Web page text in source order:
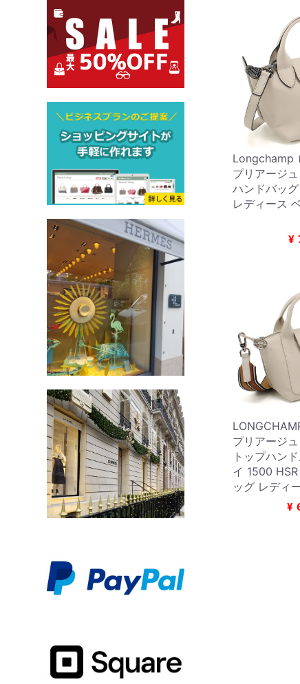
Longchamp
プリアージ
ハンドバッ
レディース
¥
プリアージ
トップハン
イ 1500
ッグ レディ
¥